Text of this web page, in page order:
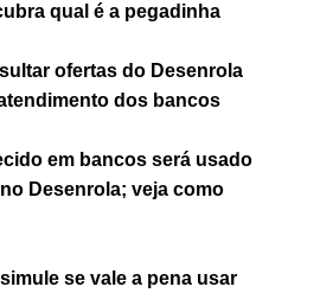
qual é a pegadinha
ofertas do Desenrola
dos bancos
em bancos será usado
Desenrola; veja como
se vale a pena usar